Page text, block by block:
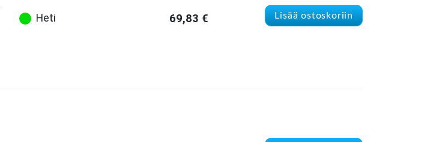
Heti 69,83 € Lisää ostoskoriin